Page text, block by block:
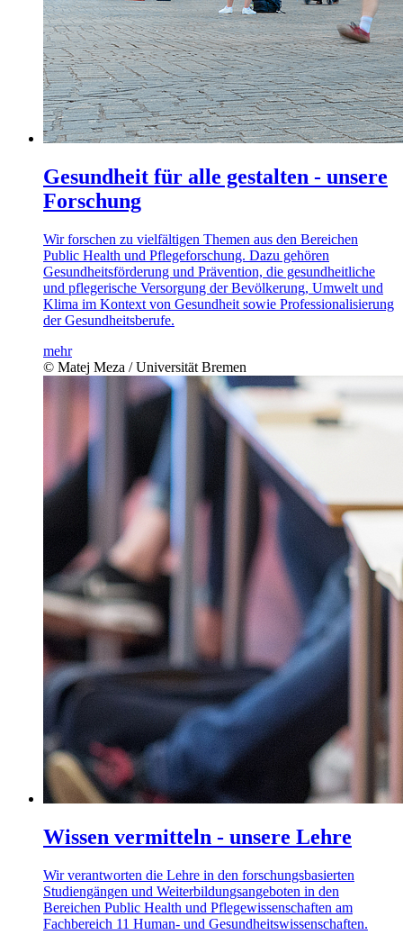
Gesundheit für alle gestalten - unsere
Forschung
Wir forschen zu vielfältigen Themen aus den Bereichen
Public Health und Pflegeforschung. Dazu gehören
Gesundheitsförderung und Prävention, die gesundheitliche
und pflegerische Versorgung der Bevölkerung, Umwelt und
Klima im Kontext von Gesundheit sowie Professionalisierung
der Gesundheitsberufe.
mehr
© Matej Meza / Universität Bremen
Wissen vermitteln - unsere Lehre
Wir verantworten die Lehre in den forschungsbasierten
Studiengängen und Weiterbildungsangeboten in den
Bereichen Public Health und Pflegewissenschaften am
Fachbereich 11 Human- und Gesundheitswissenschaften.